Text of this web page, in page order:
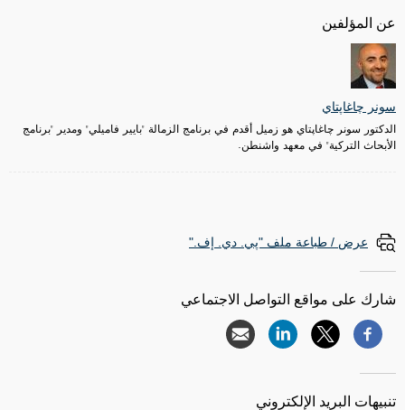
عن المؤلفين
سونر چاغاپتاي
الدكتور سونر چاغاپتاي هو زميل أقدم في برنامج الزمالة "بايير فاميلي" ومدير "برنامج
الأبحاث التركية" في معهد واشنطن.
عرض / طباعة ملف "پي. دي. إف."
شارك على مواقع التواصل الاجتماعي
تنبيهات البريد الإلكتروني